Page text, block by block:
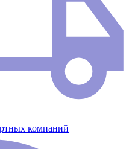
компаний